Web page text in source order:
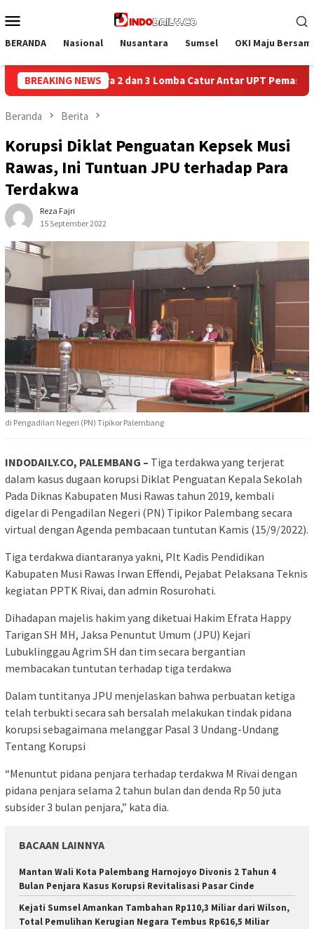
ke
Mobile
BERANDA Nasional Nusantara Sumsel OKI Maju
BREAKING NEWS
Antar UPT Pemasyarakatan se-Palembang Raya
Beranda Berita
Korupsi Diklat Penguatan Kepsek Musi
Rawas, Ini Tuntuan JPU terhadap Para
Terdakwa
Reza Fajri
15 September 2022
di Pengadilan Negeri (PN) Tipikor Palembang
INDODAILY.CO, PALEMBANG – Tiga terdakwa yang terjerat
dalam kasus dugaan korupsi Diklat Penguatan Kepala Sekolah
Pada Diknas Kabupaten Musi Rawas tahun 2019, kembali
digelar di Pengadilan Negeri (PN) Tipikor Palembang secara
virtual dengan Agenda pembacaan tuntutan Kamis (15/9/2022).
Tiga terdakwa diantaranya yakni, Plt Kadis Pendidikan
Kabupaten Musi Rawas Irwan Effendi, Pejabat Pelaksana Teknis
kegiatan PPTK Rivai, dan admin Rosurohati.
Dihadapan majelis hakim yang diketuai Hakim Efrata Happy
Tarigan SH MH, Jaksa Penuntut Umum (JPU) Kejari
Lubuklinggau Agrim SH dan tim secara bergantian
membacakan tuntutan terhadap tiga terdakwa
Dalam tuntitanya JPU menjelaskan bahwa perbuatan ketiga
telah terbukti secara sah bersalah melakukan tindak pidana
korupsi sebagaimana melanggar Pasal 3 Undang-Undang
Tentang Korupsi
“Menuntut pidana penjara terhadap terdakwa M Rivai dengan
pidana penjara selama 2 tahun bulan dan denda Rp 50 juta
subsider 3 bulan penjara,” kata dia.
BACAAN LAINNYA
Mantan Wali Kota Palembang Harnojoyo Divonis 2 Tahun 4
Bulan Penjara Kasus Korupsi Revitalisasi Pasar Cinde
Kejati Sumsel Amankan Tambahan Rp110,3 Miliar dari Wilson,
Total Pemulihan Kerugian Negara Tembus Rp616,5 Miliar